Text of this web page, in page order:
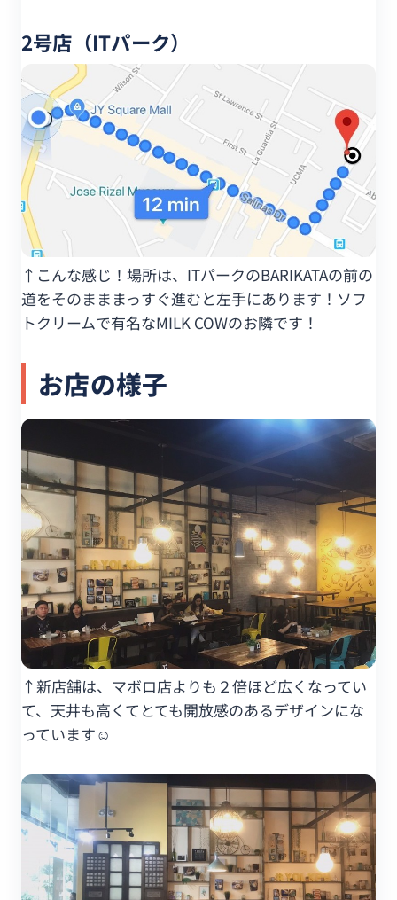
2号店（ITパーク）
↑こんな感じ！場所は、ITパークのBARIKATAの前の
道をそのまままっすぐ進むと左手にあります！ソフ
トクリームで有名なMILK COWのお隣です！
お店の様子
↑新店舗は、マボロ店よりも２倍ほど広くなってい
て、天井も高くてとても開放感のあるデザインにな
っています☺️